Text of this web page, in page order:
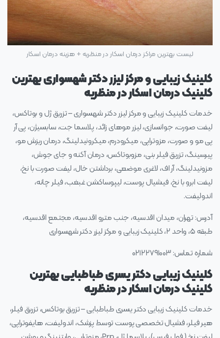
لیست بهترین مراکز درمان اسکار در منظریه + هزینه درمان اسکار
کلینیک زیبایی و مرکز لیزر دکتر شهسواری بهترین
کلینیک درمان اسکار در منظریه
خدمات کلینیک زیبایی و مرکز لیزر دکتر شهسواری – تزریق ژل و بوتاکس،
لیفت صورت، جوانسازی، لیزر موهای زائد، پلاسما جت، سابسیژن، پی آر
پی مو و صورت، مزوتراپی، میکرودرم، میکرونیدلینگ، درمان ریزش مو،
پیرسینگ، تزریق فیلر بنی، مزوبوتاکس، درمان آکنه و جای جوش،
مزونیدلینگ، آر اف، لاغری موضعی، برداشتن خال، لیفت صورت با نخ،
لیفت ابرو با نخ، فیشیال پوست، لیپوساکشن غبغب، فیلر چانه،
اندولیفت.
آدرس: تهران، میدان اقدسیه، جنب مترو اقدسیه، مجتمع اقدسیه،
طبقه ۵، واحد ۲، کلینیک زیبایی و مرکز لیزر دکتر شهسواری
شماره تماس: ۰۲۱۲۲۷۹۱۰۰۳
کلینیک زیبایی دکتر یسری طباطبایی بهترین
کلینیک درمان اسکار در منظریه
خدمات کلینیک زیبایی دکتر یسری طباطبایی – تزریق بوتاکس، تزریق فیلر،
هیر فیلر، فشیال تخصصی پوست توسط پزشک، اندولیفت، هایفوتراپی،